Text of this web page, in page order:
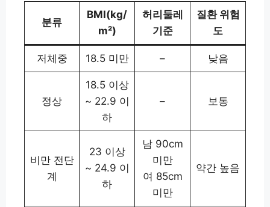
분류
BMI(kg/
m²)
허리둘레
기준
질환 위험
도
저체중 18.5 미만 – 낮음
정상
18.5 이상
~ 22.9 이
하
– 보통
비만 전단
계
23 이상
~ 24.9 이
하
남 90cm
미만
여 85cm
미만
약간 높음